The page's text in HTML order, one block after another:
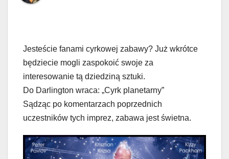
Jesteście fanami cyrkowej zabawy? Już wkrótce
będziecie mogli zaspokoić swoje za
interesowanie tą dziedziną sztuki.
Do Darlington wraca: „Cyrk planetarny”
Sądząc po komentarzach poprzednich
uczestników tych imprez, zabawa jest świetna.